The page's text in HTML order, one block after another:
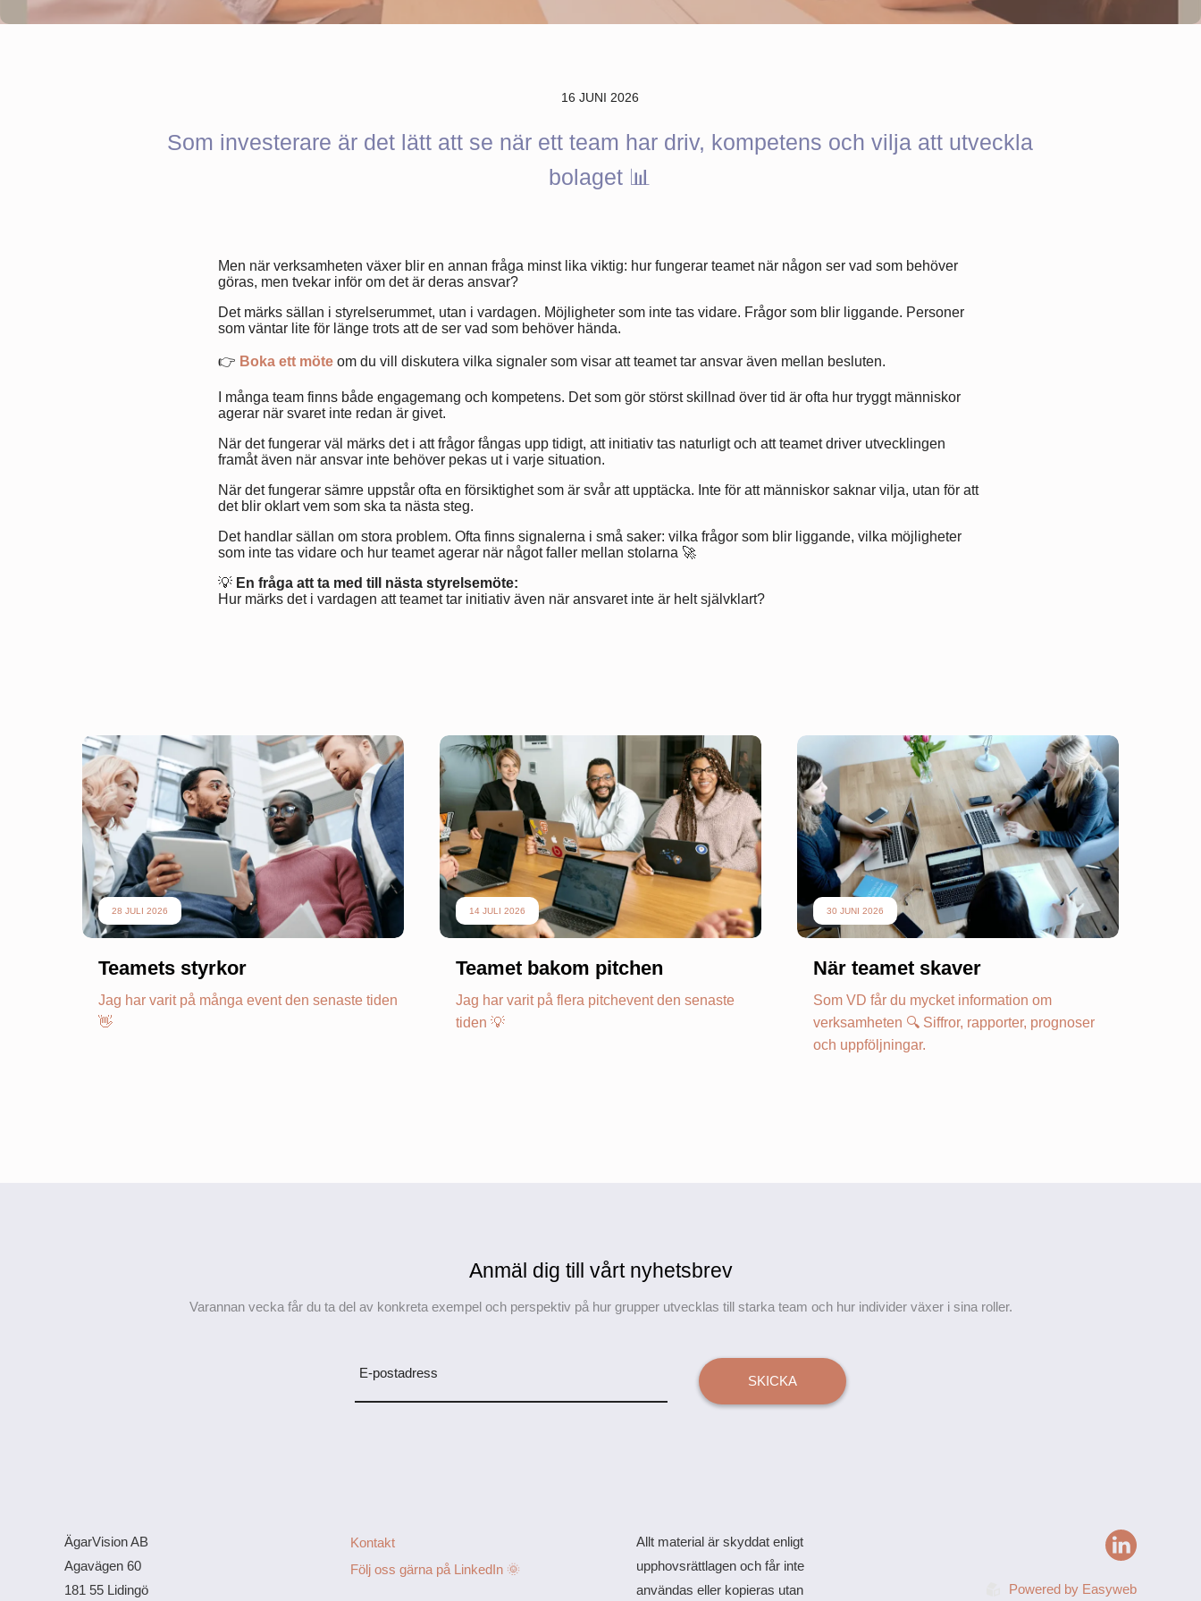
16 JUNI 2026
Som investerare är det lätt att se när ett team har driv, kompetens och vilja att utveckla
bolaget 📊
Men när verksamheten växer blir en annan fråga minst lika viktig: hur fungerar teamet när någon ser vad som behöver
göras, men tvekar inför om det är deras ansvar?
Det märks sällan i styrelserummet, utan i vardagen. Möjligheter som inte tas vidare. Frågor som blir liggande. Personer
som väntar lite för länge trots att de ser vad som behöver hända.
👉 Boka ett möte om du vill diskutera vilka signaler som visar att teamet tar ansvar även mellan besluten.
I många team finns både engagemang och kompetens. Det som gör störst skillnad över tid är ofta hur tryggt människor
agerar när svaret inte redan är givet.
När det fungerar väl märks det i att frågor fångas upp tidigt, att initiativ tas naturligt och att teamet driver utvecklingen
framåt även när ansvar inte behöver pekas ut i varje situation.
När det fungerar sämre uppstår ofta en försiktighet som är svår att upptäcka. Inte för att människor saknar vilja, utan för att
det blir oklart vem som ska ta nästa steg.
Det handlar sällan om stora problem. Ofta finns signalerna i små saker: vilka frågor som blir liggande, vilka möjligheter
som inte tas vidare och hur teamet agerar när något faller mellan stolarna 🚀
💡 En fråga att ta med till nästa styrelsemöte:
Hur märks det i vardagen att teamet tar initiativ även när ansvaret inte är helt självklart?
28 JULI 2026
Teamets styrkor
Jag har varit på många event den senaste tiden
👋
14 JULI 2026
Teamet bakom pitchen
Jag har varit på flera pitchevent den senaste
tiden 💡
30 JUNI 2026
När teamet skaver
Som VD får du mycket information om
verksamheten 🔍 Siffror, rapporter, prognoser
och uppföljningar.
Anmäl dig till vårt nyhetsbrev
Varannan vecka får du ta del av konkreta exempel och perspektiv på hur grupper utvecklas till starka team och hur individer växer i sina roller.
E-postadress
SKICKA
ÄgarVision AB
Agavägen 60
181 55 Lidingö
Kontakt
Följ oss gärna på LinkedIn 🌞
Allt material är skyddat enligt
upphovsrättlagen och får inte
användas eller kopieras utan
Powered by Easyweb